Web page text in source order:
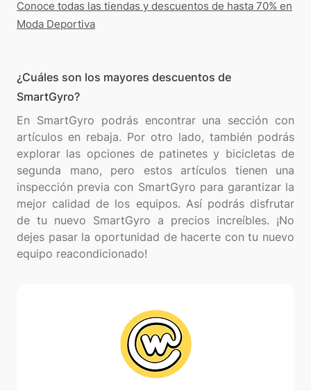
Conoce todas las tiendas y descuentos de hasta 70% en
Moda Deportiva
¿Cuáles son los mayores descuentos de
SmartGyro?
En SmartGyro podrás encontrar una sección con
artículos en rebaja. Por otro lado, también podrás
explorar las opciones de patinetes y bicicletas de
segunda mano, pero estos artículos tienen una
inspección previa con SmartGyro para garantizar la
mejor calidad de los equipos. Así podrás disfrutar
de tu nuevo SmartGyro a precios increíbles. ¡No
dejes pasar la oportunidad de hacerte con tu nuevo